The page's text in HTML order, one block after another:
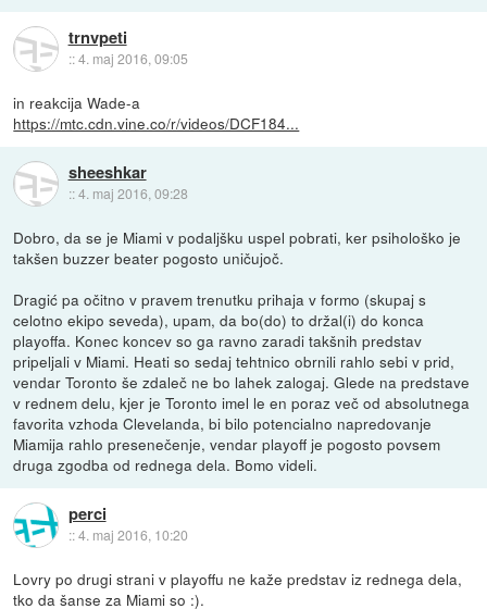
trnvpeti
::4. maj 2016, 09:05
in reakcija Wade-a
https://mtc.cdn.vine.co/r/videos/DCF184...
sheeshkar
::4. maj 2016, 09:28
Dobro, da se je Miami v podaljšku uspel pobrati, ker psihološko je
takšen buzzer beater pogosto uničujoč.
Dragić pa očitno v pravem trenutku prihaja v formo (skupaj s
celotno ekipo seveda), upam, da bo(do) to držal(i) do konca
playoffa. Konec koncev so ga ravno zaradi takšnih predstav
pripeljali v Miami. Heati so sedaj tehtnico obrnili rahlo sebi v prid,
vendar Toronto še zdaleč ne bo lahek zalogaj. Glede na predstave
v rednem delu, kjer je Toronto imel le en poraz več od absolutnega
favorita vzhoda Clevelanda, bi bilo potencialno napredovanje
Miamija rahlo presenečenje, vendar playoff je pogosto povsem
druga zgodba od rednega dela. Bomo videli.
perci
::4. maj 2016, 10:20
Lovry po drugi strani v playoffu ne kaže predstav iz rednega dela,
tko da šanse za Miami so :).